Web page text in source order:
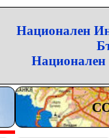
Национален
Национален